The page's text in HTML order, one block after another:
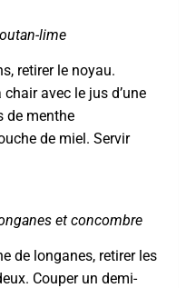
lime
retirer le noyau.
avec le jus d’une
de menthe
de miel. Servir
et concombre
de longanes, retirer les
Couper un demi-